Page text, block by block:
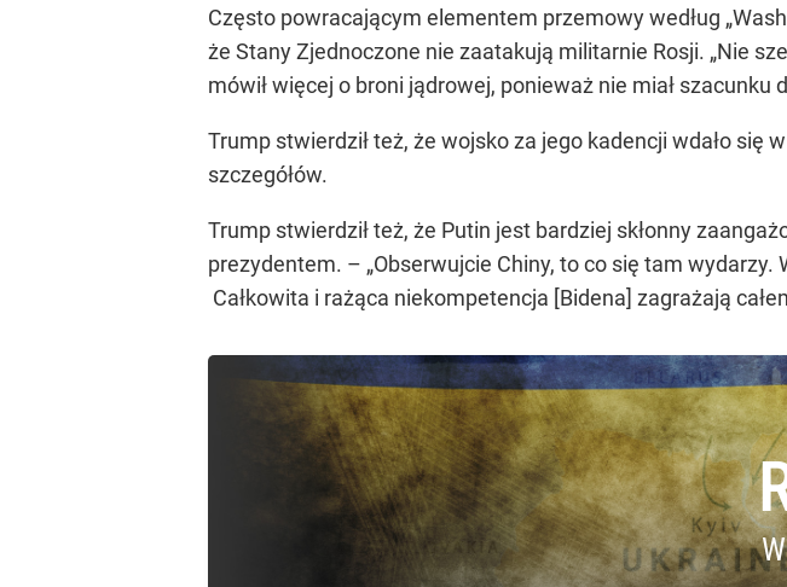
Często powracającym elementem przemowy według
że Stany Zjednoczone nie zaatakują militarnie Rosji. „Nie
mówił więcej o broni jądrowej, ponieważ nie miał
Trump stwierdził też, że wojsko za jego kadencji wdało się
szczegółów.
Trump stwierdził też, że Putin jest bardziej skłonny
prezydentem. – „Obserwujcie Chiny, to co się tam
Całkowita i rażąca niekompetencja [Bidena] zagrażają